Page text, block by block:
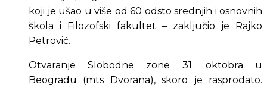
koji je ušao u više od 60 odsto srednjih i osnovnih
škola i Filozofski fakultet – zaključio je Rajko
Petrović.
Otvaranje Slobodne zone 31. oktobra u
Beogradu (mts Dvorana), skoro je rasprodato.